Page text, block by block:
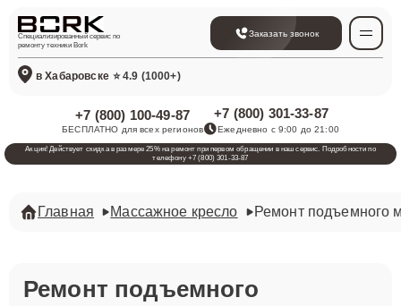
Специализированный сервис по
ремонту техники Bork
Заказать звонок
в Хабаровске ⭐ 4.9 (1000+)
+7 (800) 100-49-87
БЕСПЛАТНО для всех регионов
+7 (800) 301-33-87
Ежедневно с 9:00 до 21:00
Акция! Действует скидка в размере 25% на ремонт при первом обращении в наш сервис. Подробности по
телефону +7 (800) 301-33-87
Главная Массажное кресло Ремонт подъемного
Ремонт подъемного